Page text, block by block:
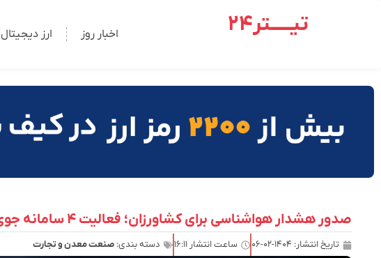
تیـــــتر24 اخبار روز ارز دیجیتال
صدور هشدار هواشناسی برای کشاورزان؛ فعالیت ۴ سامانه جوی تا پایان هفته
تاریخ انتشار: ۱۴۰۴-۰۲-۰۶ ساعت انتشار ۱۶:۱۱ دسته بندی: صنعت معدن و تجارت